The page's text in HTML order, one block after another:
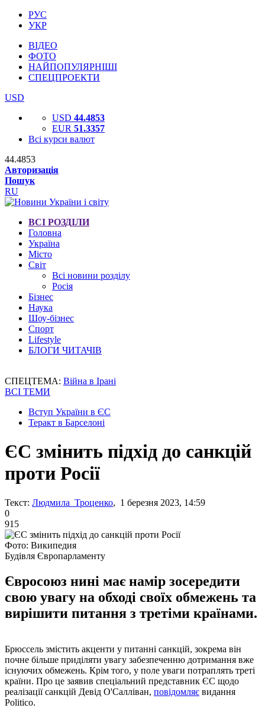
РУС
УКР
ВІДЕО
ФОТО
НАЙПОПУЛЯРНІШІ
СПЕЦПРОЕКТИ
USD
USD 44.4853
EUR 51.3357
Всі курси валют
44.4853
Авторизація
Пошук
RU
ВСІ РОЗДІЛИ
Головна
Україна
Місто
Світ
Всі новини розділу
Росія
Бізнес
Наука
Шоу-бізнес
Спорт
Lifestyle
БЛОГИ ЧИТАЧІВ
СПЕЦТЕМА: Війна в Ірані
ВСІ ТЕМИ
Вступ України в ЄС
Теракт в Барселоні
ЄС змінить підхід до санкцій
проти Росії
Текст: Людмила Троценко, 1 березня 2023, 14:59
0
915
Фото: Википедия
Будівля Європарламенту
Євросоюз нині має намір зосередити
свою увагу на обході своїх обмежень та
вирішити питання з третіми країнами.
Брюссель змістить акценти у питанні санкцій, зокрема він
почне більше приділяти увагу забезпеченню дотримання вже
існуючих обмежень. Крім того, у поле уваги потраплять треті
країни. Про це заявив спеціальний представник ЄС щодо
реалізації санкцій Девід О'Салліван, повідомляє видання
Politico.